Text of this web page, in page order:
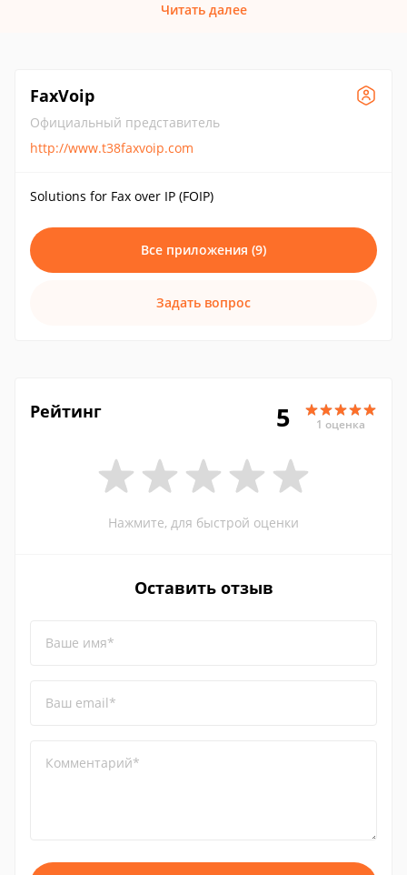
Читать далее
FaxVoip
Официальный представитель
http://www.t38faxvoip.com
Solutions for Fax over IP (FOIP)
Все приложения (9)
Задать вопрос
Рейтинг 5 1 оценка
Нажмите, для быстрой оценки
Оставить отзыв
Ваше имя*
Ваш email*
Комментарий*